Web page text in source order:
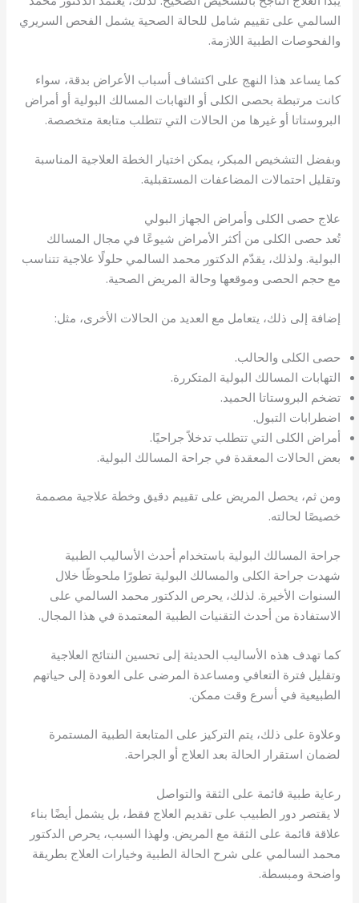
السالمي على تقييم شامل للحالة الصحية يشمل الفحص السريري
والفحوصات الطبية اللازمة.
كما يساعد هذا النهج على اكتشاف أسباب الأعراض بدقة، سواء
كانت مرتبطة بحصى الكلى أو التهابات المسالك البولية أو أمراض
البروستاتا أو غيرها من الحالات التي تتطلب متابعة متخصصة.
وبفضل التشخيص المبكر، يمكن اختيار الخطة العلاجية المناسبة
وتقليل احتمالات المضاعفات المستقبلية.
علاج حصى الكلى وأمراض الجهاز البولي
تُعد حصى الكلى من أكثر الأمراض شيوعًا في مجال المسالك
البولية. ولذلك، يقدّم الدكتور محمد السالمي حلولًا علاجية تتناسب
مع حجم الحصى وموقعها وحالة المريض الصحية.
إضافة إلى ذلك، يتعامل مع العديد من الحالات الأخرى، مثل:
حصى الكلى والحالب.
التهابات المسالك البولية المتكررة.
تضخم البروستاتا الحميد.
اضطرابات التبول.
أمراض الكلى التي تتطلب تدخلاً جراحيًا.
بعض الحالات المعقدة في جراحة المسالك البولية.
ومن ثم، يحصل المريض على تقييم دقيق وخطة علاجية مصممة
خصيصًا لحالته.
جراحة المسالك البولية باستخدام أحدث الأساليب الطبية
شهدت جراحة الكلى والمسالك البولية تطورًا ملحوظًا خلال
السنوات الأخيرة. لذلك، يحرص الدكتور محمد السالمي على
الاستفادة من أحدث التقنيات الطبية المعتمدة في هذا المجال.
كما تهدف هذه الأساليب الحديثة إلى تحسين النتائج العلاجية
وتقليل فترة التعافي ومساعدة المرضى على العودة إلى حياتهم
الطبيعية في أسرع وقت ممكن.
وعلاوة على ذلك، يتم التركيز على المتابعة الطبية المستمرة
لضمان استقرار الحالة بعد العلاج أو الجراحة.
رعاية طبية قائمة على الثقة والتواصل
لا يقتصر دور الطبيب على تقديم العلاج فقط، بل يشمل أيضًا بناء
علاقة قائمة على الثقة مع المريض. ولهذا السبب، يحرص الدكتور
محمد السالمي على شرح الحالة الطبية وخيارات العلاج بطريقة
واضحة ومبسطة.